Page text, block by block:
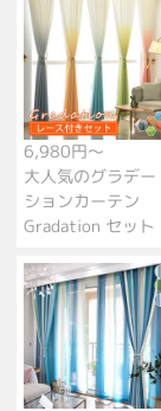
6,980円～
大人気のグラデー
ションカーテン
Gradation セット